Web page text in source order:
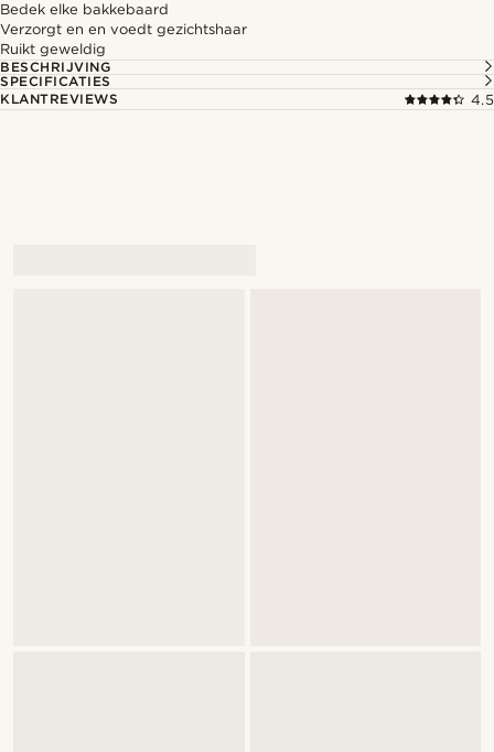
Bedek elke bakkebaard
Verzorgt en en voedt gezichtshaar
Ruikt geweldig
BESCHRIJVING
SPECIFICATIES
KLANTREVIEWS
4.5